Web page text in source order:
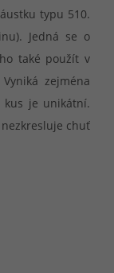
typu 510.
Jedná se o
také použít v
zejména
kus je unikátní.
chuť